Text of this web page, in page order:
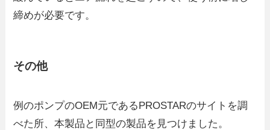
締めが必要です。
その他
例のポンプのOEM元であるPROSTARのサイトを調
べた所、本製品と同型の製品を見つけました。